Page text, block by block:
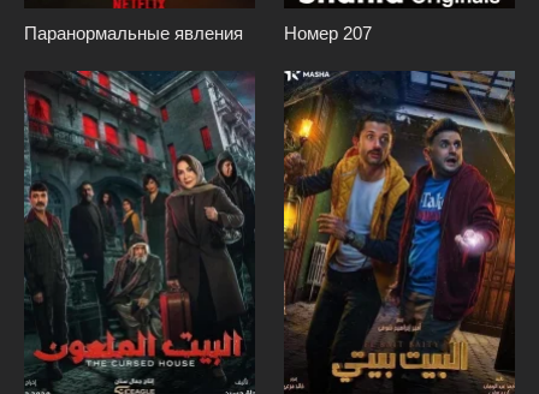
Паранормальные явления Номер 207